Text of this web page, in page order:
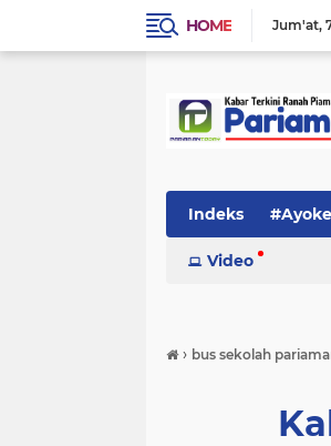
HOME Jum'at
Indeks
Video
› bus sekolah